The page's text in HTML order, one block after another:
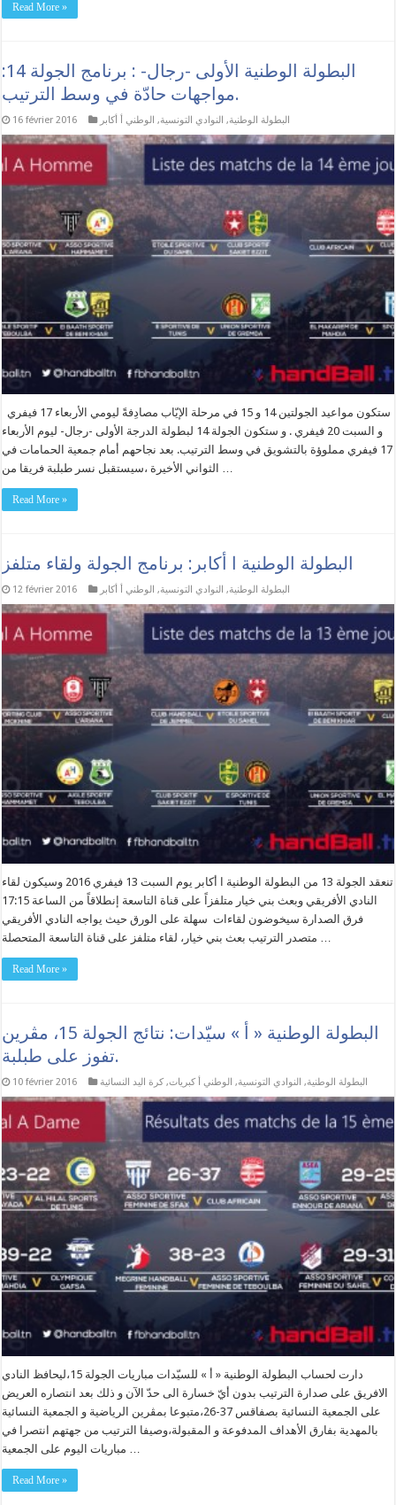
Read More »
البطولة الوطنية الأولى -رجال- : برنامج الجولة 14:
مواجهات حادّة في وسط الترتيب.
16 février 2016 البطولة الوطنية, النوادي التونسية, الوطني أ أكابر
ستكون مواعيد الجولتين 14 و 15 في مرحلة الإيّاب مصادِفةً ليومي الأربعاء 17 فيفري
و السبت 20 فيفري . و ستكون الجولة 14 لبطولة الدرجة الأولى -رجال- ليوم الأربعاء
17 فيفري مملوؤة بالتشويق في وسط الترتيب. بعد نجاحهم أمام جمعية الحمامات في
الثواني الأخيرة ،سيستقبل نسر طبلبة فريقا من …
Read More »
البطولة الوطنية ا أكابر: برنامج الجولة ولقاء متلفز
12 février 2016 البطولة الوطنية, النوادي التونسية, الوطني أ أكابر
تنعقد الجولة 13 من البطولة الوطنية ا أكابر يوم السبت 13 فيفري 2016 وسيكون لقاء
النادي الأفريقي وبعث بني خيار متلفزاً على قناة التاسعة إنطلاقاً من الساعة 17:15
فرق الصدارة سيخوضون لقاءات سهلة على الورق حيث يواجه النادي الأفريقي
متصدر الترتيب بعث بني خيار، لقاء متلفز على قناة التاسعة المتحصلة …
Read More »
البطولة الوطنية « أ » سيّدات: نتائج الجولة 15، مڨرين
تفوز على طبلبة.
10 février 2016 البطولة الوطنية, النوادي التونسية, الوطني أ كبريات, كرة اليد النسائية
دارت لحساب البطولة الوطنية « أ » للسيّدات مباريات الجولة 15،ليحافظ النادي
الافريق على صدارة الترتيب بدون أيّ خسارة الى حدّ الآن و ذلك بعد انتصاره العريض
على الجمعية النسائية بصفاقس 37-26،متبوعا بمڨرين الرياضية و الجمعية النسائية
بالمهدية بفارق الأهداف المدفوعة و المقبولة،وصيفا الترتيب من جهتهم انتصرا في
مباريات اليوم على الجمعية …
Read More »